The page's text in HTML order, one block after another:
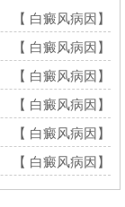
【 白癜风病因】
【 白癜风病因】
【 白癜风病因】
【 白癜风病因】
【 白癜风病因】
【 白癜风病因】